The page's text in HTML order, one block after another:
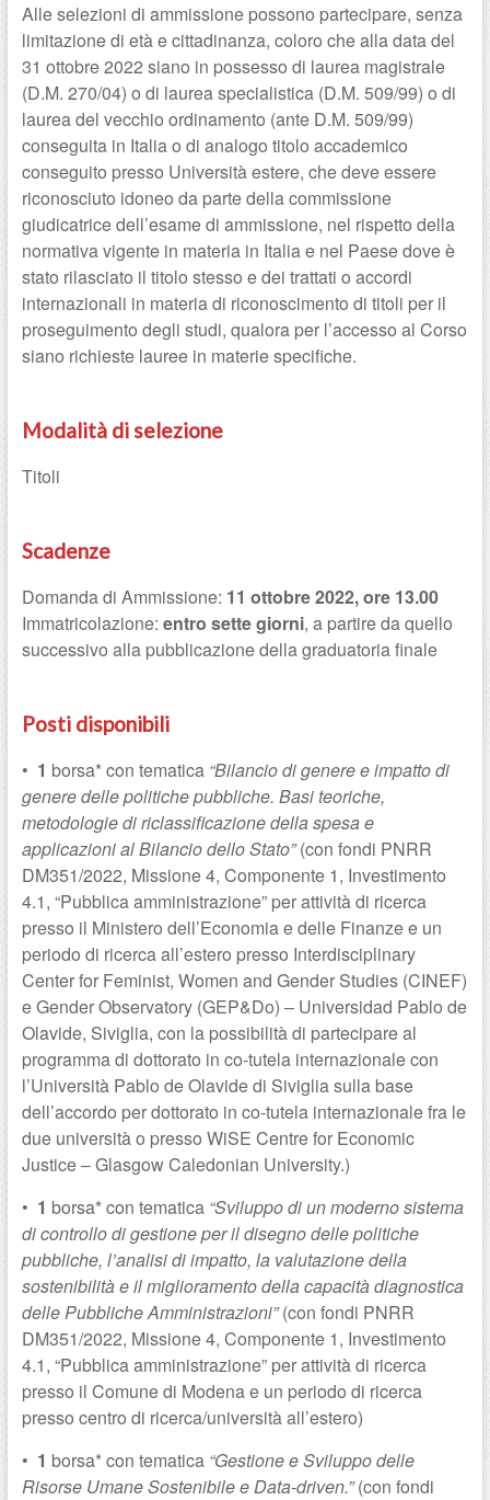
Alle selezioni di ammissione possono partecipare, senza
limitazione di età e cittadinanza, coloro che alla data del
31 ottobre 2022 siano in possesso di laurea magistrale
(D.M. 270/04) o di laurea specialistica (D.M. 509/99) o di
laurea del vecchio ordinamento (ante D.M. 509/99)
conseguita in Italia o di analogo titolo accademico
conseguito presso Università estere, che deve essere
riconosciuto idoneo da parte della commissione
giudicatrice dell’esame di ammissione, nel rispetto della
normativa vigente in materia in Italia e nel Paese dove è
stato rilasciato il titolo stesso e dei trattati o accordi
internazionali in materia di riconoscimento di titoli per il
proseguimento degli studi, qualora per l’accesso al Corso
siano richieste lauree in materie specifiche.
Modalità di selezione
Titoli
Scadenze
Domanda di Ammissione: 11 ottobre 2022, ore 13.00
Immatricolazione: entro sette giorni, a partire da quello
successivo alla pubblicazione della graduatoria finale
Posti disponibili
• 1 borsa* con tematica“Bilancio di genere e impatto di
genere delle politiche pubbliche. Basi teoriche,
metodologie di riclassificazione della spesa e
applicazioni al Bilancio dello Stato”(con fondi PNRR
DM351/2022, Missione 4, Componente 1, Investimento
4.1, “Pubblica amministrazione” per attività di ricerca
presso il Ministero dell’Economia e delle Finanze e un
periodo di ricerca all’estero presso Interdisciplinary
Center for Feminist, Women and Gender Studies (CINEF)
e Gender Observatory (GEP&Do) – Universidad Pablo de
Olavide, Siviglia, con la possibilità di partecipare al
programma di dottorato in co-tutela internazionale con
l’Università Pablo de Olavide di Siviglia sulla base
dell’accordo per dottorato in co-tutela internazionale fra le
due università o presso WiSE Centre for Economic
Justice – Glasgow Caledonian University.)
• 1 borsa* con tematica“Sviluppo di un moderno sistema
di controllo di gestione per il disegno delle politiche
pubbliche, l’analisi di impatto, la valutazione della
sostenibilità e il miglioramento della capacità diagnostica
delle Pubbliche Amministrazioni”(con fondi PNRR
DM351/2022, Missione 4, Componente 1, Investimento
4.1, “Pubblica amministrazione” per attività di ricerca
presso il Comune di Modena e un periodo di ricerca
presso centro di ricerca/università all’estero)
• 1 borsa* con tematica“Gestione e Sviluppo delle
Risorse Umane Sostenibile e Data-driven.”(con fondi